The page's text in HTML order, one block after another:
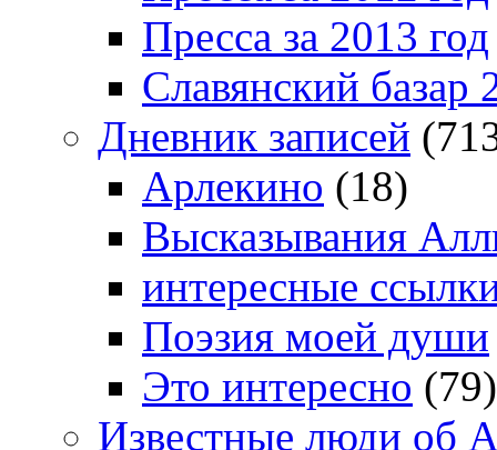
Пресса за 2013 год
Славянский базар
Дневник записей
Арлекино (18)
Высказывания
интересные
Поэзия моей души
Это интересно (79)
Известные люди об